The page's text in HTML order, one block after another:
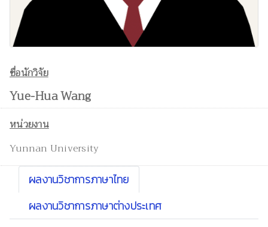
ชื่อนักวิจัย
Yue-Hua Wang
หน่วยงาน
Yunnan University
ผลงานวิชาการภาษาไทย
ผลงานวิชาการภาษาต่างประเทศ